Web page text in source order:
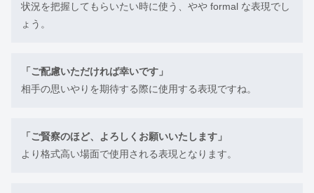
状況を把握してもらいたい時に使う、やや formal な表現でし
ょう。
「ご配慮いただければ幸いです」
相手の思いやりを期待する際に使用する表現ですね。
「ご賢察のほど、よろしくお願いいたします」
より格式高い場面で使用される表現となります。